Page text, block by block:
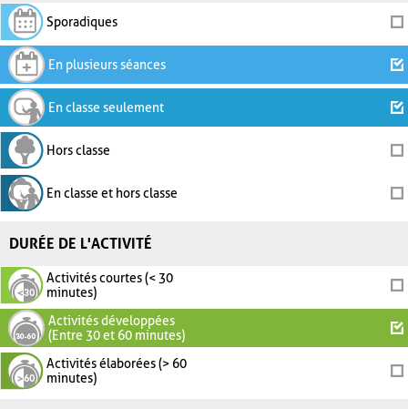
Sporadiques
En plusieurs séances
En classe seulement
Hors classe
En classe et hors classe
DURÉE DE L'ACTIVITÉ
Activités courtes (< 30
minutes)
Activités développées
(Entre 30 et 60 minutes)
Activités élaborées (> 60
minutes)